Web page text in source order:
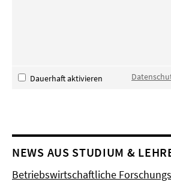
Dauerhaft aktivieren
NEWS AUS STUDIUM &
Betriebswirtschaftliche